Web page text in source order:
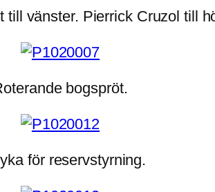
till vänster. Pierrick Cruzol till
bogspröt.
för reservstyrning.